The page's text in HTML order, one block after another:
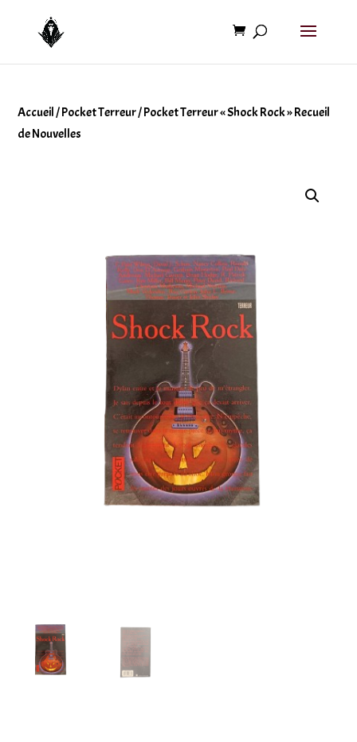
Accueil/Pocket Terreur/ Pocket Terreur « Shock Rock » Recueil
de Nouvelles